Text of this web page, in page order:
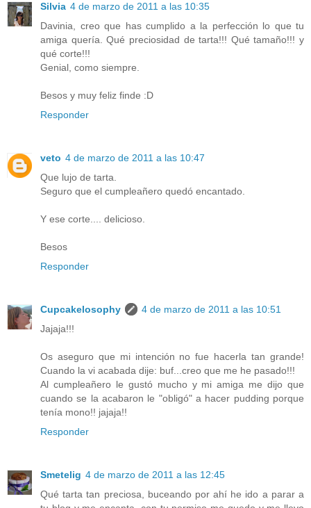
Silvia 4 de marzo de 2011 a las 10:35
Davinia, creo que has cumplido a la perfección lo que tu
amiga quería. Qué preciosidad de tarta!!! Qué tamaño!!! y
qué corte!!!
Genial, como siempre.
Besos y muy feliz finde :D
Responder
veto 4 de marzo de 2011 a las 10:47
Que lujo de tarta.
Seguro que el cumpleañero quedó encantado.
Y ese corte.... delicioso.
Besos
Responder
Cupcakelosophy
4 de marzo de 2011 a las 10:51
Jajaja!!!
Os aseguro que mi intención no fue hacerla tan grande!
Cuando la vi acabada dije: buf...creo que me he pasado!!!
Al cumpleañero le gustó mucho y mi amiga me dijo que
cuando se la acabaron le "obligó" a hacer pudding porque
tenía mono!! jajaja!!
Responder
Smetelig 4 de marzo de 2011 a las 12:45
Qué tarta tan preciosa, buceando por ahí he ido a parar a